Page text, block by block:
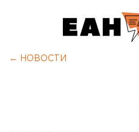
← НОВОСТИ